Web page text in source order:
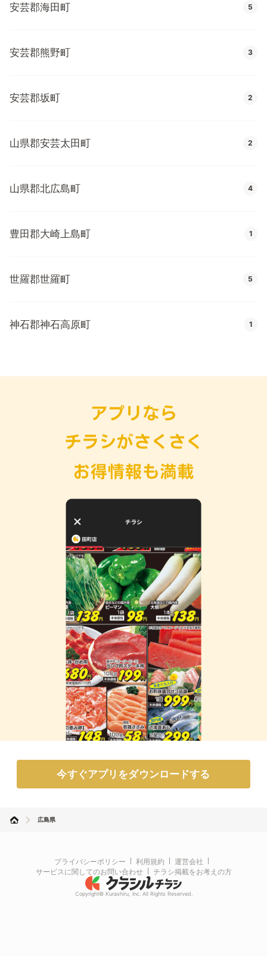
安芸郡海田町 5
安芸郡熊野町 3
安芸郡坂町 2
山県郡安芸太田町 2
山県郡北広島町 4
豊田郡大崎上島町 1
世羅郡世羅町 5
神石郡神石高原町 1
今すぐアプリをダウンロードする
広島県
プライバシーポリシー 利用規約
運営会社
サービスに関してのお問い合わせ
チラシ掲載をお考えの方
Copyright© Kurashiru, Inc. All Rights Reserved.